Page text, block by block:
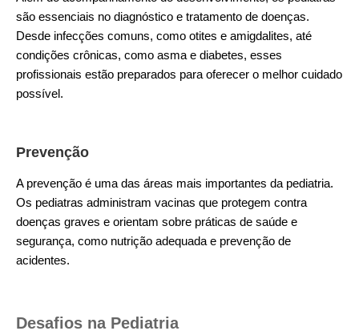
são essenciais no diagnóstico e tratamento de doenças.
Desde infecções comuns, como otites e amigdalites, até
condições crônicas, como asma e diabetes, esses
profissionais estão preparados para oferecer o melhor cuidado
possível.
Prevenção
A prevenção é uma das áreas mais importantes da pediatria.
Os pediatras administram vacinas que protegem contra
doenças graves e orientam sobre práticas de saúde e
segurança, como nutrição adequada e prevenção de
acidentes.
Desafios na Pediatria